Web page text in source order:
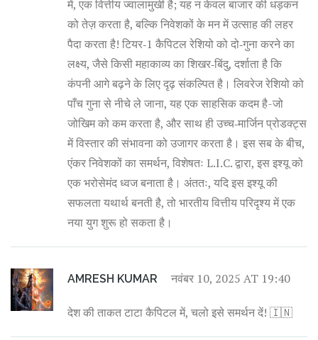
में, एक वित्तीय ज्वालामुखी है; यह न केवल बाजार की धड़कन
को तेज़ करता है, बल्कि निवेशकों के मन में उत्साह की लहर
पैदा करता है! टियर‑1 कैपिटल रेशियो को दो‑गुना करने का
लक्ष्य, जैसे किसी महाकाव्य का शिखर‑बिंदु, दर्शाता है कि
कंपनी आगे बढ़ने के लिए दृढ़ संकल्पित है। लिवरेज रेशियो को
पाँच गुना से नीचे ले जाना, यह एक साहसिक कदम है-जो
जोखिम को कम करता है, और साथ ही उच्च‑मार्जिन प्रोडक्ट्स
में विस्तार की संभावना को उजागर करता है। इस सब के बीच,
एंकर निवेशकों का समर्थन, विशेषतः L.I.C. द्वारा, इस इश्यू को
एक भरोसेमंद ध्वज बनाता है। अंततः, यदि इस इश्यू की
सफलता यथार्थ बनती है, तो भारतीय वित्तीय परिदृश्य में एक
नया युग शुरू हो सकता है।
AMRESH KUMAR नवंबर 10, 2025 AT 19:40
देश की ताकत टाटा कैपिटल में, चलो इसे समर्थन दें! 🇮🇳